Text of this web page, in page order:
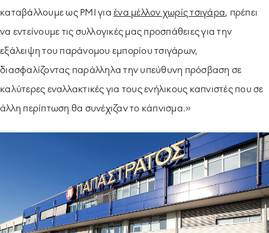
καταβάλλουμε ως PMI για ένα μέλλον χωρίς τσιγάρα, πρέπει
να εντείνουμε τις συλλογικές μας προσπάθειες για την
εξάλειψη του παράνομου εμπορίου τσιγάρων,
διασφαλίζοντας παράλληλα την υπεύθυνη πρόσβαση σε
καλύτερες εναλλακτικές για τους ενήλικους καπνιστές που σε
άλλη περίπτωση θα συνέχιζαν το κάπνισμα.»